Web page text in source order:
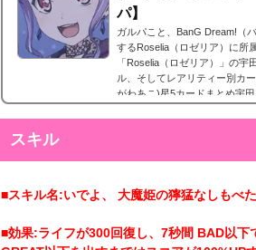
パ】
ガルパこと、BanG Dream!（
するRoselia（ロゼリア）に所
「Roselia（ロゼリア）」の
ル、そしてレアリティー別カ
がわあこ)星5カードまとめ宇
スキル
■スキル名:いでよ、 大魔姫の獰猛なしもべた
■効果:ライフが300回復し、7秒間 BAD以下